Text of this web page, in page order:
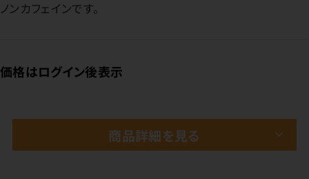
ノンカフェインです。
価格はログイン後表示
商品詳細を見る